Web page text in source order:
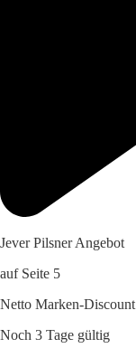
Jever Pilsner Angebot
auf Seite 5
Netto Marken-Discount
Noch 3 Tage gültig